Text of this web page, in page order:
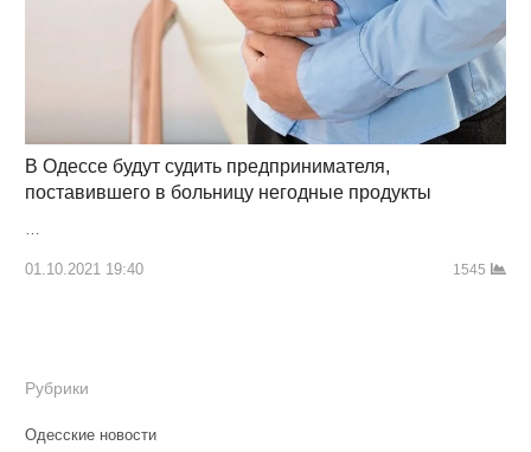
В Одессе будут судить предпринимателя,
поставившего в больницу негодные продукты
01.10.2021 19:40 1545
Рубрики
Одесские новости